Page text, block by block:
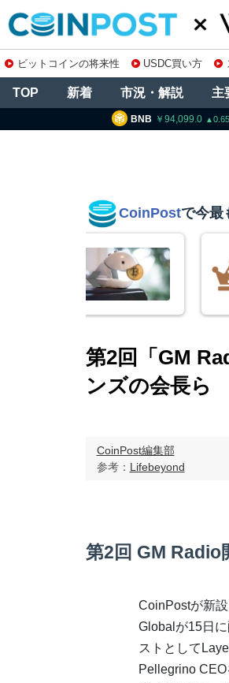
ビットコインの将来性 USDC買い方
TOP 新着 市況・解説 主
TRX
CoinPostで今最
領発言、「仮想通貨主
第2回「GM
ンズの会長ら
CoinPost編集部
参考： Lifebeyond
第2回 GM Radio
CoinPostが新
Globalが15日
ストとして
Pellegrino